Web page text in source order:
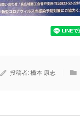
投稿者: 橋本 康志